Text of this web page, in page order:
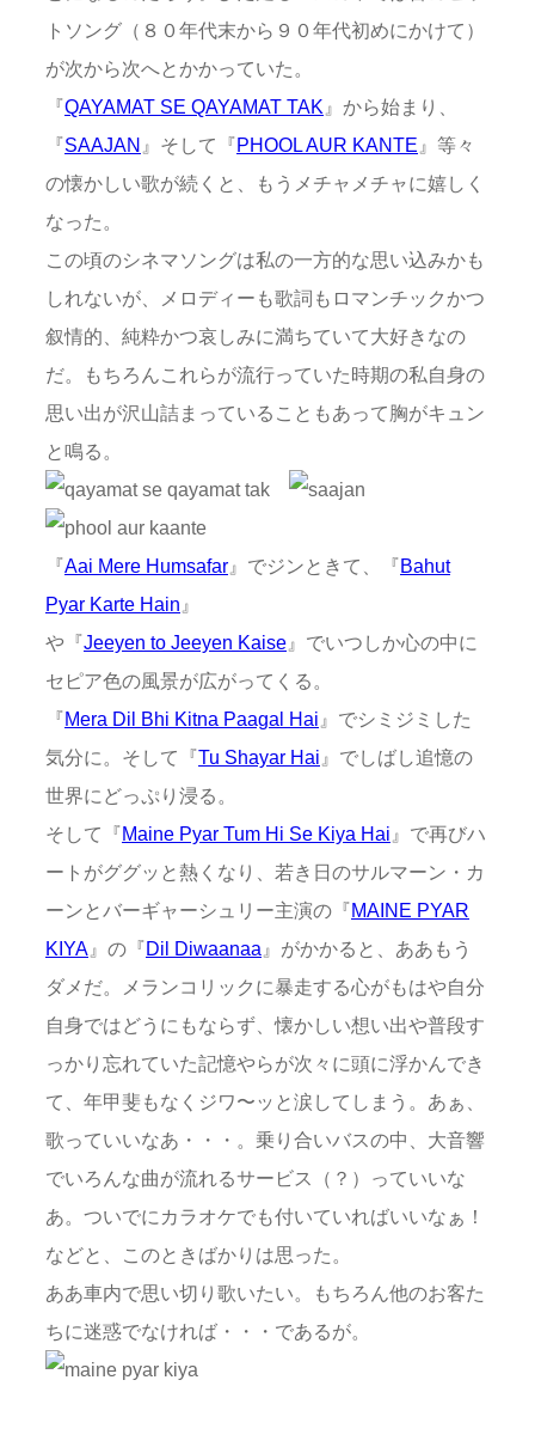
トソング（８０年代末から９０年代初めにかけて）
が次から次へとかかっていた。
『QAYAMAT SE QAYAMAT TAK 』から始まり、
『SAAJAN 』そして『PHOOL AUR KANTE 』等々
の懐かしい歌が続くと、もうメチャメチャに嬉しく
なった。
この頃のシネマソングは私の一方的な思い込みかも
しれないが、メロディーも歌詞もロマンチックかつ
叙情的、純粋かつ哀しみに満ちていて大好きなの
だ。もちろんこれらが流行っていた時期の私自身の
思い出が沢山詰まっていることもあって胸がキュン
と鳴る。
『Aai Mere Humsafar 』でジンときて、『Bahut
Pyar Karte Hain 』
や『Jeeyen to Jeeyen Kaise 』でいつしか心の中に
セピア色の風景が広がってくる。
『Mera Dil Bhi Kitna Paagal Hai 』でシミジミした
気分に。そして『Tu Shayar Hai 』でしばし追憶の
世界にどっぷり浸る。
そして『Maine Pyar Tum Hi Se Kiya Hai 』で再びハ
ートがググッと熱くなり、若き日のサルマーン・カ
ーンとバーギャーシュリー主演の『MAINE PYAR
KIYA 』の『Dil Diwaanaa 』がかかると、ああもう
ダメだ。メランコリックに暴走する心がもはや自分
自身ではどうにもならず、懐かしい想い出や普段す
っかり忘れていた記憶やらが次々に頭に浮かんでき
て、年甲斐もなくジワ〜ッと涙してしまう。あぁ、
歌っていいなあ・・・。乗り合いバスの中、大音響
でいろんな曲が流れるサービス（？）っていいな
あ。ついでにカラオケでも付いていればいいなぁ！
などと、このときばかりは思った。
ああ車内で思い切り歌いたい。もちろん他のお客た
ちに迷惑でなければ・・・であるが。